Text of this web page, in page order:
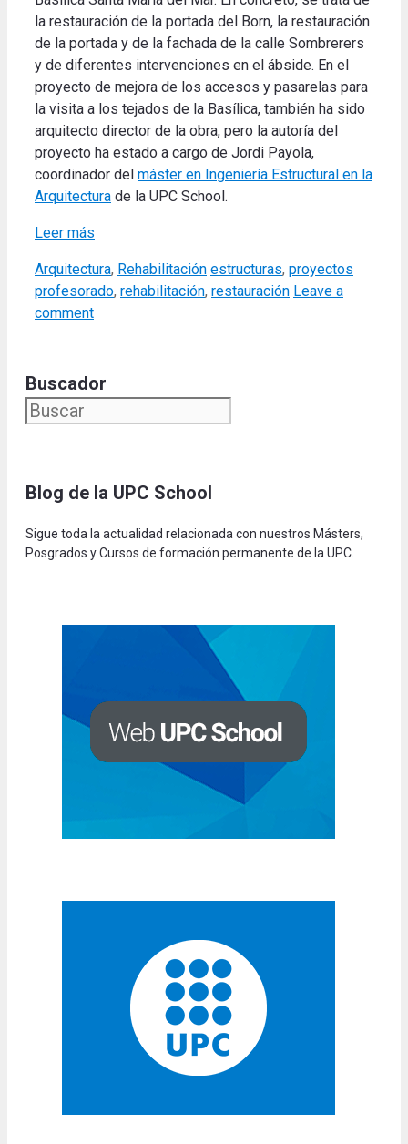
la restauración de la portada del Born, la restauración
de la portada y de la fachada de la calle Sombrerers
y de diferentes intervenciones en el ábside. En el
proyecto de mejora de los accesos y pasarelas para
la visita a los tejados de la Basílica, también ha sido
arquitecto director de la obra, pero la autoría del
proyecto ha estado a cargo de Jordi Payola,
coordinador del máster en Ingeniería Estructural en la
Arquitectura de la UPC School.
Leer más
Categories
Arquitectura, Rehabilitación Tags
estructuras, proyectos
profesorado, rehabilitación, restauración Leave a
comment
Buscador
Blog de la UPC School
Sigue toda la actualidad relacionada con nuestros Másters,
Posgrados y Cursos de formación permanente de la UPC.